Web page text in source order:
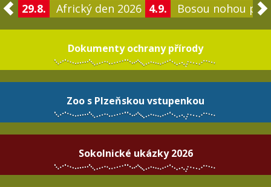
29.8. Africký den 2026 4.9. Bosou nohou po
Dokumenty ochrany přírody
Zoo s Plzeňskou vstupenkou
Sokolnické ukázky 2026